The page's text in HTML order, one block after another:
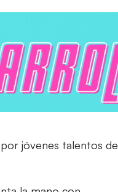
jóvenes talentos de